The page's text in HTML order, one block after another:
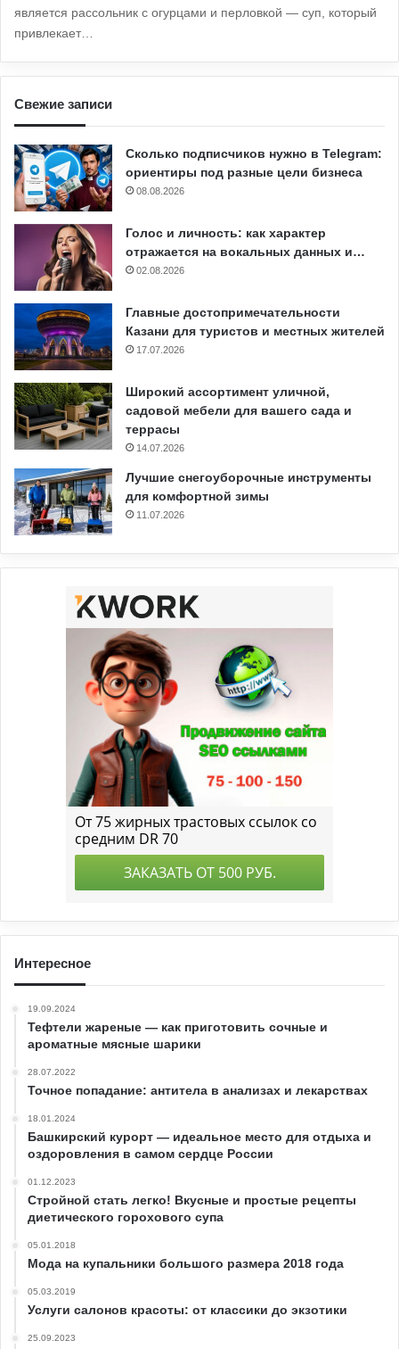
является рассольник с огурцами и перловкой — суп, который
привлекает…
Свежие записи
Сколько подписчиков нужно в Telegram:
ориентиры под разные цели бизнеса
08.08.2026
Голос и личность: как характер
отражается на вокальных данных и…
02.08.2026
Главные достопримечательности
Казани для туристов и местных жителей
17.07.2026
Широкий ассортимент уличной,
садовой мебели для вашего сада и
террасы
14.07.2026
Лучшие снегоуборочные инструменты
для комфортной зимы
11.07.2026
Интересное
19.09.2024
Тефтели жареные — как приготовить сочные и
ароматные мясные шарики
28.07.2022
Точное попадание: антитела в анализах и лекарствах
18.01.2024
Башкирский курорт — идеальное место для отдыха и
оздоровления в самом сердце России
01.12.2023
Стройной стать легко! Вкусные и простые рецепты
диетического горохового супа
05.01.2018
Мода на купальники большого размера 2018 года
05.03.2019
Услуги салонов красоты: от классики до экзотики
25.09.2023